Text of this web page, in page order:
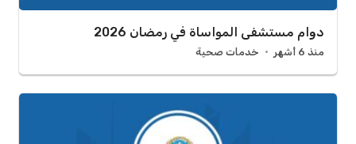
دوام مستشفى المواساة في رمضان 2026
منذ 6 أشهر خدمات صحية